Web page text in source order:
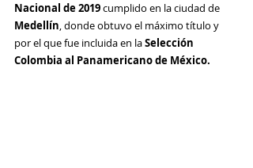
Nacional de 2019 cumplido en la ciudad de
Medellín, donde obtuvo el máximo título y
por el que fue incluida en la Selección
Colombia al Panamericano de México.